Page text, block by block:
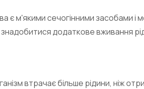
є м'якими сечогінними засобами і
додаткове вживання
втрачає більше рідини, ніж